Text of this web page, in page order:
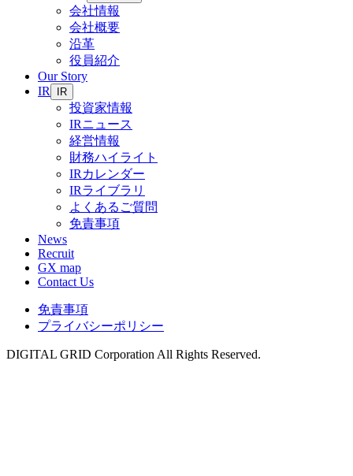
会社情報
会社概要
沿革
役員紹介
Our Story
IR
IR
投資家情報
IRニュース
経営情報
財務ハイライト
IRカレンダー
IRライブラリ
よくあるご質問
免責事項
News
Recruit
GX map
Contact Us
免責事項
プライバシーポリシー
DIGITAL GRID Corporation All Rights Reserved.